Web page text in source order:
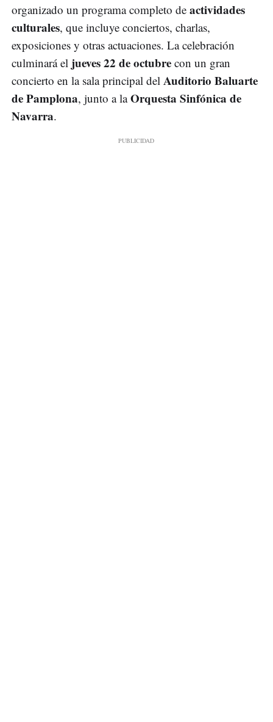
organizado un programa completo de actividades
culturales, que incluye conciertos, charlas,
exposiciones y otras actuaciones. La celebración
culminará el jueves 22 de octubre con un gran
concierto en la sala principal del Auditorio Baluarte
de Pamplona, junto a laOrquesta Sinfónica de
Navarra.